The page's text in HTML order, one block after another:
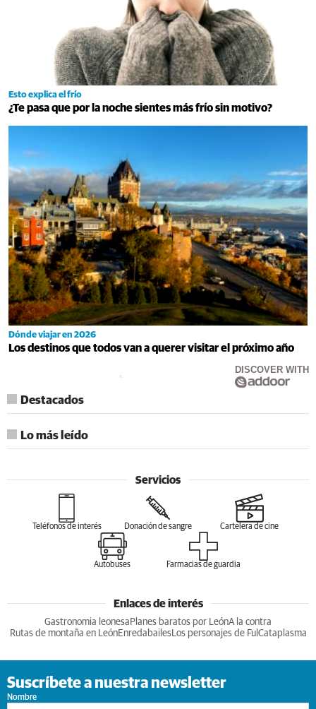
Esto explica el frío
¿Te pasa que por la noche sientes más frío sin motivo?
Dónde viajar en 2026
Los destinos que todos van a querer visitar el próximo año
DISCOVER WITH
Destacados
Lo más leído
Servicios
Teléfonos de interés Donación de sangre Cartelera de cine
Autobuses Farmacias de guardia
Enlaces de interés
Gastronomia leonesa Planes baratos por LeónA la contra
Rutas de montaña en LeónEnredabailesLos personajes de Ful Cataplasma
Suscríbete a nuestra newsletter
Nombre